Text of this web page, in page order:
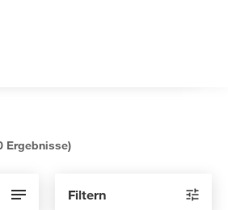
Ergebnisse)
Filtern